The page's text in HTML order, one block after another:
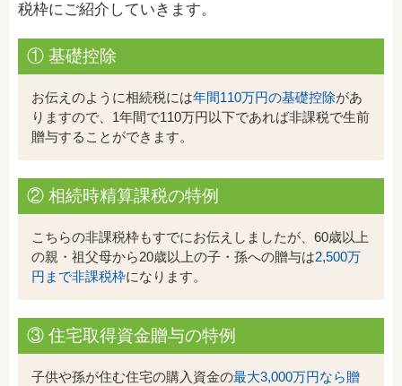
税枠にご紹介していきます。
① 基礎控除
お伝えのように相続税には年間110万円の基礎控除があ
りますので、1年間で110万円以下であれば非課税で生前
贈与することができます。
② 相続時精算課税の特例
こちらの非課税枠もすでにお伝えしましたが、60歳以上
の親・祖父母から20歳以上の子・孫への贈与は2,500万
円まで非課税枠になります。
③ 住宅取得資金贈与の特例
子供や孫が住む住宅の購入資金の最大3,000万円なら贈